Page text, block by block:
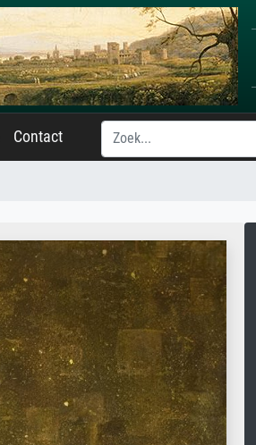
Contact